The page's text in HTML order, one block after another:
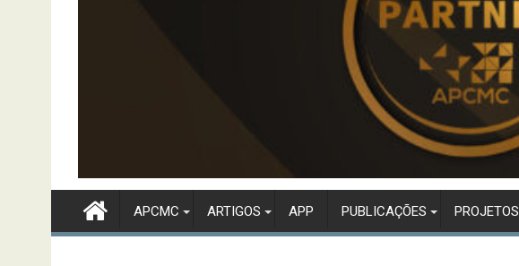
APCMC ARTIGOS APP PUBLICAÇÕES PROJETOS